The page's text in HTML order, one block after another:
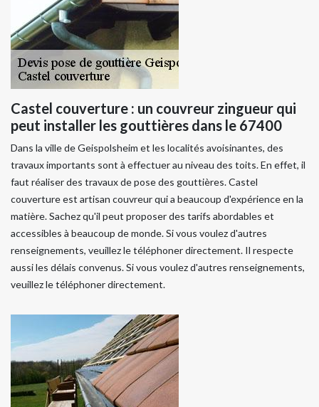
Castel couverture : un couvreur zingueur qui
peut installer les gouttières dans le 67400
Dans la ville de Geispolsheim et les localités avoisinantes, des
travaux importants sont à effectuer au niveau des toits. En effet, il
faut réaliser des travaux de pose des gouttières. Castel
couverture est artisan couvreur qui a beaucoup d'expérience en la
matière. Sachez qu'il peut proposer des tarifs abordables et
accessibles à beaucoup de monde. Si vous voulez d'autres
renseignements, veuillez le téléphoner directement. Il respecte
aussi les délais convenus. Si vous voulez d'autres renseignements,
veuillez le téléphoner directement.